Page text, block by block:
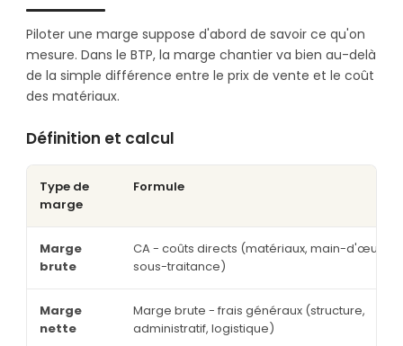
Piloter une marge suppose d'abord de savoir ce qu'on
mesure. Dans le BTP, la marge chantier va bien au-delà
de la simple différence entre le prix de vente et le coût
des matériaux.
Définition et calcul
Type de
marge
Formule
Marge
brute
CA - coûts directs (matériaux, main-d'œuvre,
sous-traitance)
Marge
nette
Marge brute - frais généraux (structure,
administratif, logistique)